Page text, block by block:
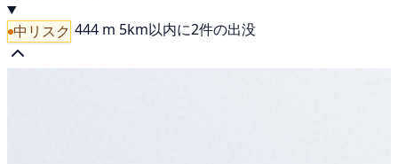
中リスク 444 m 5km以内に2件の出没